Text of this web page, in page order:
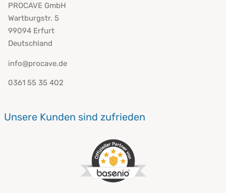
PROCAVE GmbH
Wartburgstr. 5
99094 Erfurt
Deutschland
info@procave.de
0361 55 35 402
Unsere Kunden sind zufrieden